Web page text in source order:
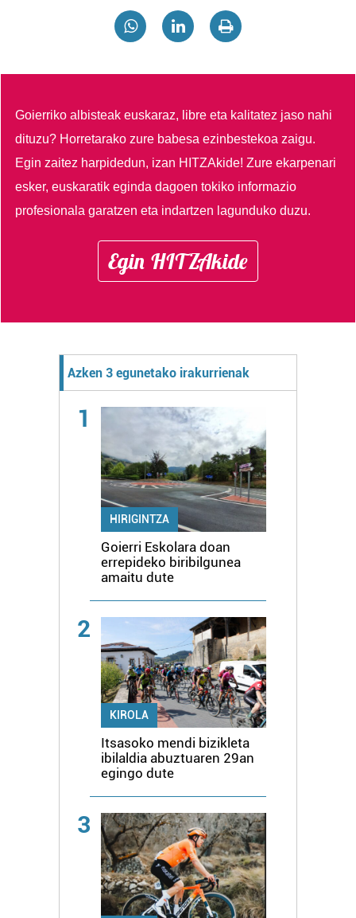
Goierriko albisteak euskaraz, libre eta kalitatez jaso nahi
dituzu? Horretarako zure babesa ezinbestekoa zaigu.
Egin zaitez harpidedun, izan HITZAkide!Zure ekarpenari
esker, euskaratik eginda dagoen tokiko informazio
profesionala garatzen eta indartzen lagunduko duzu.
Egin HITZAkide
Azken 3 egunetako irakurrienak
1
HIRIGINTZA
Goierri Eskolara doan
errepideko biribilgunea
amaitu dute
2
KIROLA
Itsasoko mendi bizikleta
ibilaldia abuztuaren 29an
egingo dute
3